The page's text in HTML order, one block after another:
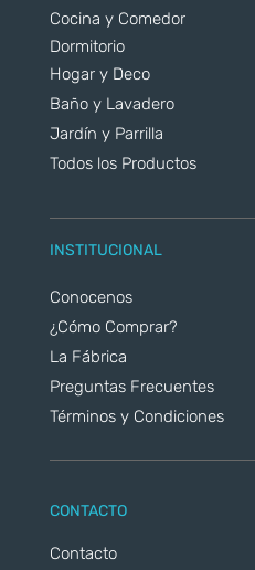
Cocina y Comedor
Dormitorio
Hogar y Deco
Baño y Lavadero
Jardín y Parrilla
Todos los Productos
INSTITUCIONAL
Conocenos
¿Cómo Comprar?
La Fábrica
Preguntas Frecuentes
Términos y Condiciones
CONTACTO
Contacto